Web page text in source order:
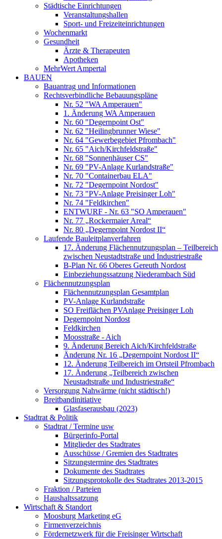
Städtische Einrichtungen
Veranstaltungshallen
Sport- und Freizeiteinrichtungen
Wochenmarkt
Gesundheit
Ärzte & Therapeuten
Apotheken
MehrWert Ampertal
BAUEN
Bauantrag und Informationen
Rechtsverbindliche Bebauungspläne
Nr. 52 "WA Amperauen"
1. Änderung WA Amperauen
Nr. 60 "Degernpoint Ost"
Nr. 62 "Heilingbrunner Wiese"
Nr. 64 "Gewerbegebiet Pfrombach"
Nr. 65 "Aich/Kirchfeldstraße"
Nr. 68 "Sonnenhäuser CS"
Nr. 69 "PV-Anlage Kurlandstraße"
Nr. 70 "Containerbau ELA"
Nr. 72 "Degernpoint Nordost"
Nr. 73 "PV-Anlage Preisinger Loh"
Nr. 74 "Feldkirchen"
ENTWURF - Nr. 63 "SO Amperauen"
Nr. 77 „Rockermaier Areal“
Nr. 80 „Degernpoint Nordost II“
Laufende Bauleitplanverfahren
17. Änderung Flächennutzungsplan – Teilbereich
zwischen Neustadtstraße und Industriestraße
B-Plan Nr. 66 Oberes Gereuth Nordost
Einbeziehungssatzung Niederambach Süd
Flächennutzungsplan
Flächennutzungsplan Gesamtplan
PV-Anlage Kurlandstraße
SO Freiflächen PV­Anlage Preisinger Loh
Degernpoint Nordost
Feldkirchen
Moosstraße - Aich
9. Änderung Bereich Aich/Kirchfeldstraße
Änderung Nr. 16 „Degernpoint Nordost II“
12. Änderung Teilbereich im Ortsteil Pfrombach
17. Änderung „Teilbereich zwischen
Neustadtstraße und Industriestraße“
Versorgung Nahwärme (nicht städtisch!)
Breitbandinitiative
Glasfaserausbau (2023)
Stadtrat & Politik
Stadtrat / Termine usw
Bürgerinfo-Portal
Mitglieder des Stadtrates
Ausschüsse / Gremien des Stadtrates
Sitzungstermine des Stadtrates
Dokumente des Stadtrates
Sitzungsprotokolle des Stadtrates 2013-2015
Fraktion / Parteien
Haushaltssatzung
Wirtschaft & Standort
Moosburg Marketing eG
Firmenverzeichnis
Fördernetzwerk für die Freisinger Wirtschaft